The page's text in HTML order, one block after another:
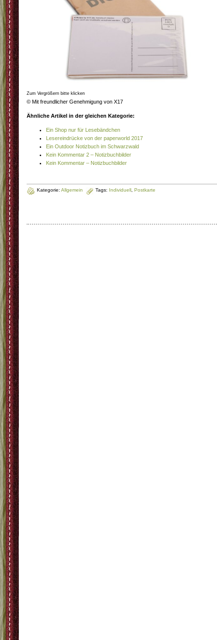
Zum Vergrößern bitte klicken
© Mit freundlicher Genehmigung von X17
Ähnliche Artikel in der gleichen Kategorie:
Ein Shop nur für Lesebändchen
Lesereindrücke von der paperworld 2017
Ein Outdoor Notizbuch im Schwarzwald
Kein Kommentar 2 – Notizbuchbilder
Kein Kommentar – Notizbuchbilder
Kategorie: Allgemein Tags: Individuell Postkarte